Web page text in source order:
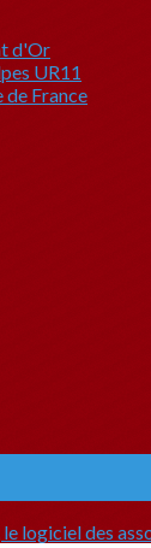
d'Or
UR11
de France
logiciel des